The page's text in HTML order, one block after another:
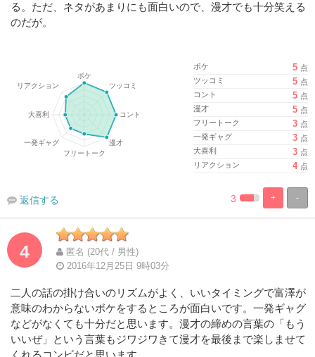
る。ただ、ネタがあまりにも面白いので、漫才でも十分笑える
のだが。
ボケ 5 点
ツッコミ
5 点
コント
5 点
漫才
5 点
フリートーク
3 点
一発ギャグ
3 点
大喜利
3 点
リアクション
4 点
-
+
% 100%
3
返信する
4
匿名 (20代 / 男性)
2016年12月25日 9時03分
二人の話の掛け合いのリズムがよく、いいタイミングで富澤が
意味のわからないボケをするところが面白いです。一発ギャグ
などがなくても十分だと思います。漫才の締めの言葉の「もう
いいぜ」という言葉もジワジワきて漫才を最後まで楽しませて